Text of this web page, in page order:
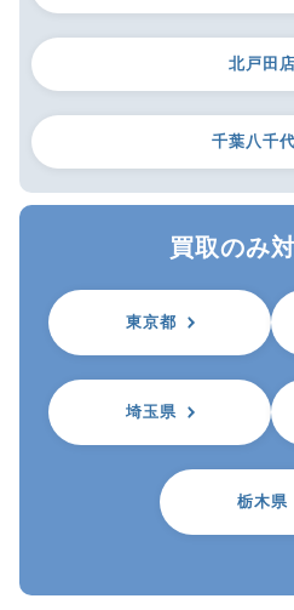
北戸田店
千葉八千
買取のみ
東京都
埼玉県
栃木県